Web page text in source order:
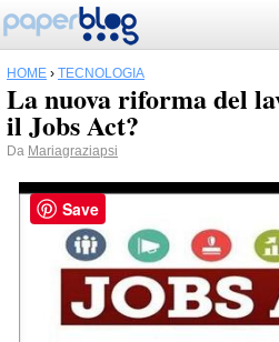
HOME › TECNOLOGIA
La nuova riforma del
il Jobs Act?
Da Mariagraziapsi
Save